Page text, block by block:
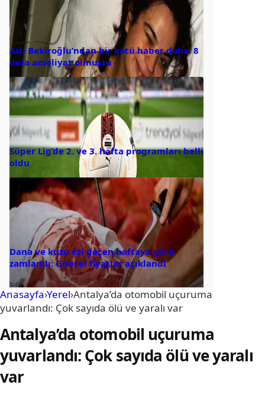
Aslı Bekiroğlu’ndan bir kötü haber daha: 8
defa ameliyat olmuştu
Süper Lig’de 2. ve 3. hafta programları belli
oldu
Dana ve kuzu eti geçen haftaya göre
zamlandı: Güncel fiyatlar açıklandı
Anasayfa›Yerel›Antalya’da otomobil uçuruma
yuvarlandı: Çok sayıda ölü ve yaralı var
Antalya’da otomobil uçuruma
yuvarlandı: Çok sayıda ölü ve yaralı
var